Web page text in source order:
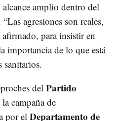
amplio dentro del
agresiones son reales,
afirmado, para insistir en
importancia de lo que está
sanitarios.
del Partido
campaña de
por el Departamento de